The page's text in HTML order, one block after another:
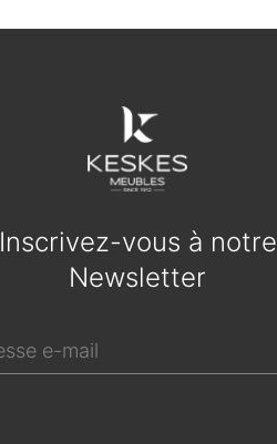
Inscrivez-vous à notre
Newsletter